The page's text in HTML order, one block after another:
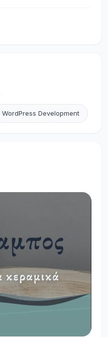
WordPress Development